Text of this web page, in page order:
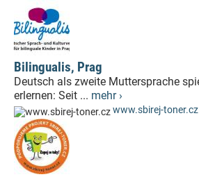
Bilingualis, Prag
Deutsch als zweite Muttersprache
erlernen: Seit ... mehr ›
www.sbirej-toner.cz